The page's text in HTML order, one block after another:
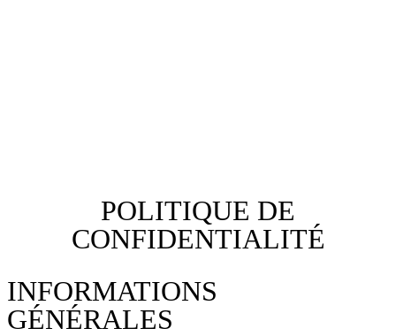
POLITIQUE DE
CONFIDENTIALITÉ
INFORMATIONS
GÉNÉRALES